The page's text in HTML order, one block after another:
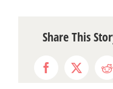
Share This
Facebook
X